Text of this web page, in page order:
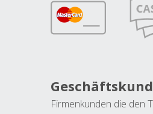
Firmenkunden die den